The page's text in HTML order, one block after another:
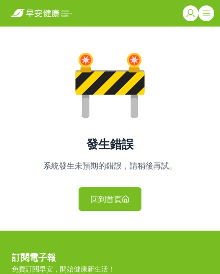
發生錯誤
系統發生未預期的錯誤，請稍後再試。
回到首頁
訂閱電子報
免費訂閱早安，開始健康新生活！